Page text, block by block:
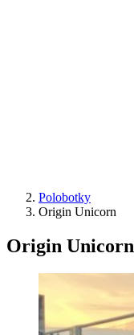
Polobotky
Origin Unicorn
Origin Unicorn